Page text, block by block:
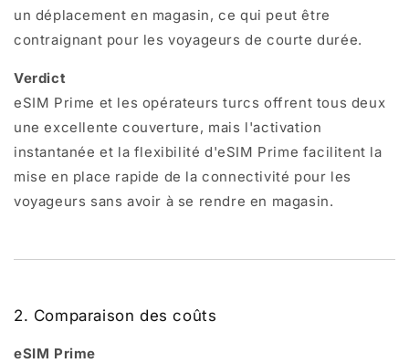
un déplacement en magasin, ce qui peut être
contraignant pour les voyageurs de courte durée.
Verdict
eSIM Prime et les opérateurs turcs offrent tous deux
une excellente couverture, mais l'activation
instantanée et la flexibilité d'eSIM Prime facilitent la
mise en place rapide de la connectivité pour les
voyageurs sans avoir à se rendre en magasin.
2. Comparaison des coûts
eSIM Prime